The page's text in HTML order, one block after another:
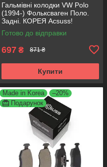
Гальмівні колодки VW Polo
(1994-) Фольксваген Поло.
Задні. КОРЕЯ Acsuss!
GDB1330 , FDB1083 ,
FDB1491 , FDB4260
Готово до відправки
697 ₴ 871 ₴
Купити
Made in Korea
–20%
Подарунок